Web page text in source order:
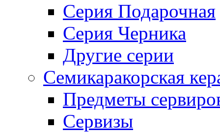
Серия Подарочная
Серия Черника
Другие серии
Семикаракорская
Предметы
Сервизы